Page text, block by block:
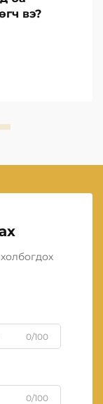
вэ?
0/100
0/100